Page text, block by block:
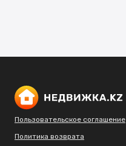
Пользовательское соглашение
Политика возврата